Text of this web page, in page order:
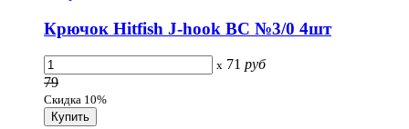
Крючок Hitfish J-hook BC №3/0 4шт
x 71 руб
79
Скидка 10%